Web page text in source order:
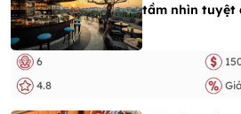
tầm nhìn tuyệt
6
4.8